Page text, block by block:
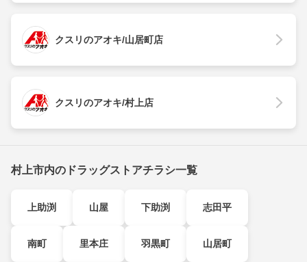
クスリのアオキ/山居町店
クスリのアオキ/村上店
村上市内のドラッグストアチラシ一覧
上助渕 山屋 下助渕 志田平
南町 里本庄 羽黒町 山居町